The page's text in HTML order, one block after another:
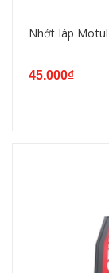
Nhớt láp
45.000₫